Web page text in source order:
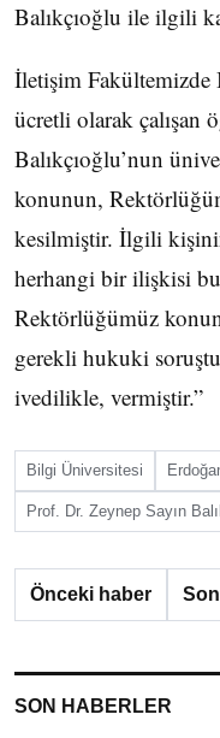
Balıkçıoğlu ile ilgili
İletişim Fakültemizde
ücretli olarak çalışan
Balıkçıoğlu’nun
konunun,
kesilmiştir. İlgili
herhangi bir ilişkisi
Rektörlüğümüz
gerekli hukuki
ivedilikle, vermiştir.”
Bilgi Üniversitesi
Prof. Dr. Zeynep Sayın
Önceki haber
SON HABERLER